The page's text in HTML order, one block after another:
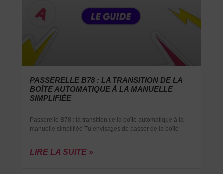
PASSERELLE B78 : LA TRANSITION DE LA
BOÎTE AUTOMATIQUE À LA MANUELLE
SIMPLIFIÉE
Passerelle B78 : la transition de la boîte automatique à la
manuelle simplifiée Tu envisages de passer de la boîte
LIRE LA SUITE »